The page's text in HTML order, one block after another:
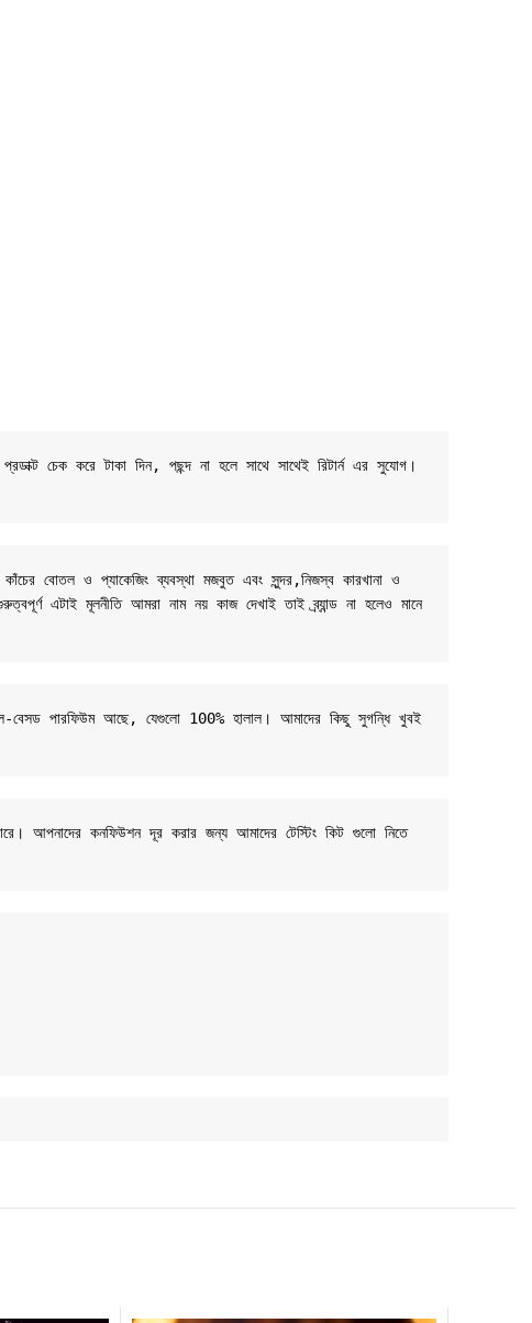
চেক করে টাকা দিন, পছন্দ না হলে সাথে সাথেই রিটার্ন এর সুযোগ।
কাঁচের বোতল ও প্যাকেজিং ব্যবস্থা মজবুত এবং সুন্দর,নিজস্ব কারখানা ও
এটাই মূলনীতি আমরা নাম নয় কাজ দেখাই তাই ব্র্যান্ড না হলেও মানে
বেসড পারফিউম আছে, যেগুলো 100% হালাল। আমাদের কিছু সুগন্ধি খুবই
আপনাদের কনফিউশন দূর করার জন্য আমাদের টেস্টিং কিট গুলো নিতে